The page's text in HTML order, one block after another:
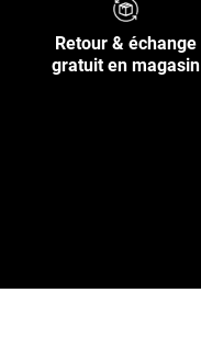
Retour & échange
gratuit en magasin